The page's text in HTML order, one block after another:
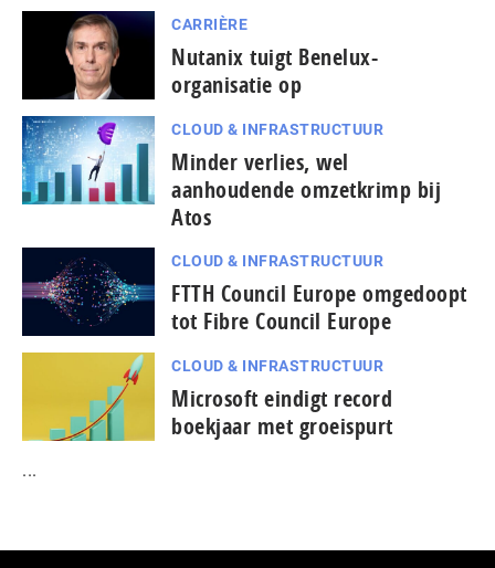
CARRIÈRE
Nutanix tuigt Benelux-
organisatie op
CLOUD & INFRASTRUCTUUR
Minder verlies, wel
aanhoudende omzetkrimp bij
Atos
CLOUD & INFRASTRUCTUUR
FTTH Council Europe omgedoopt
tot Fibre Council Europe
CLOUD & INFRASTRUCTUUR
Microsoft eindigt record
boekjaar met groeispurt
...